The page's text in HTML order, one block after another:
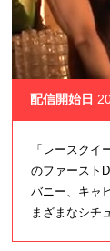
配信開始日
「レースク
のファースト
バニー、キャ
まざまなシチ